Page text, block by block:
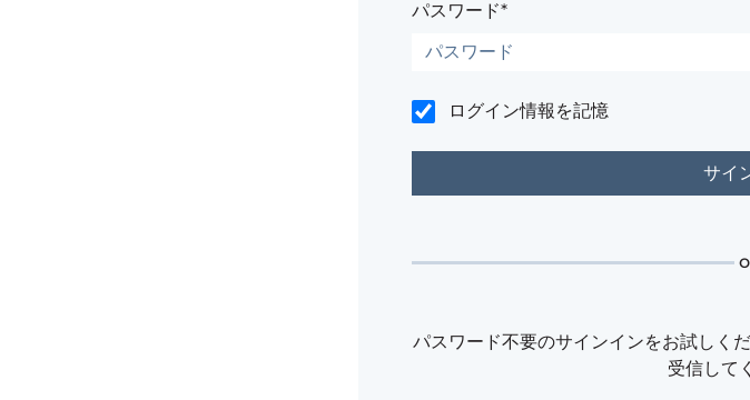
パスワード*
ログイン情報を記憶
パスワード不要のサインインをお試しく
受信して